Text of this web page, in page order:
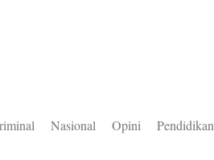
Nasional Opini Pendidikan